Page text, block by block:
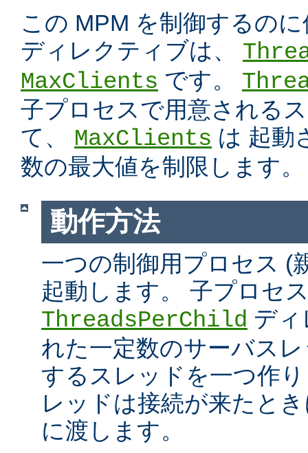
この MPM を制御するの
ディレクティブは、
MaxClients です。
子プロセスで用意される
て、 MaxClients は 起動
数の最大値を制限します。
動作方法
一つの制御用プロセス (
起動します。 子プロセ
ThreadsPerChild デ
れた一定数のサーバス
するスレッドを一つ作
レッドは接続が来たと
に渡します。